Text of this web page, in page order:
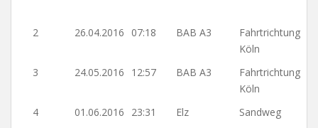
2 26.04.2016 07:18 BAB A3
Fahrtrichtung
Köln
3
24.05.2016 12:57 BAB A3
Fahrtrichtung
Köln
4
01.06.2016 23:31 Elz
Sandweg